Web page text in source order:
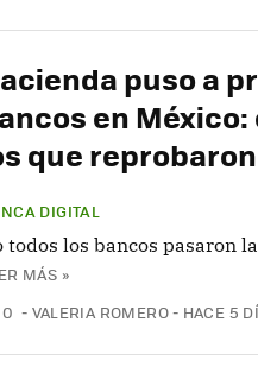
puso a
en
que reprobaron
DIGITAL
todos los bancos pasaron
MÁS »
0 COMENTARIOS
VALERIA ROMERO HACE 5